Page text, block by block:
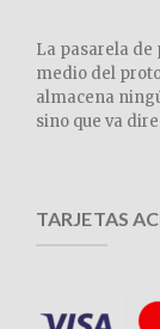
La pasarela de
medio del
almacena
sino que va
TARJETAS